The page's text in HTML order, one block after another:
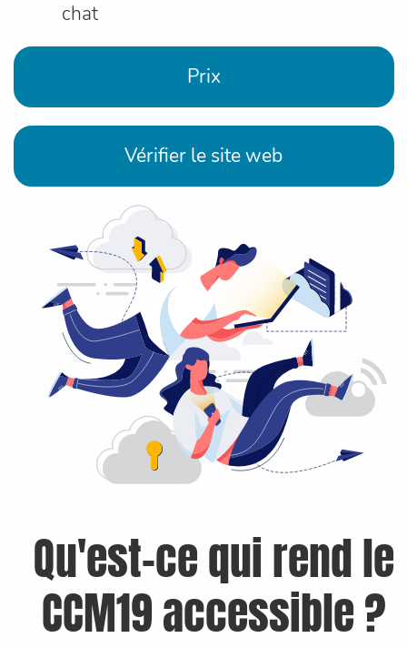
chat
Prix
Vérifier le site web
Qu'est-ce qui rend le
CCM19 accessible ?